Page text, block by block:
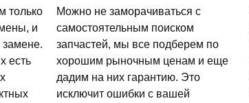
только
и
замене.
есть
Можно не заморачиваться с
самостоятельным поиском
запчастей, мы все подберем по
хорошим рыночным ценам и еще
дадим на них гарантию. Это
исключит ошибки с вашей